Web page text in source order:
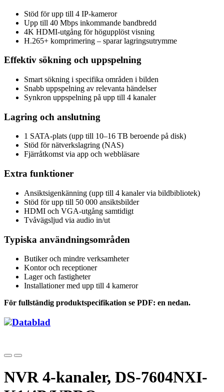
Stöd för upp till 4 IP-kameror
Upp till 40 Mbps inkommande bandbredd
4K HDMI-utgång för högupplöst visning
H.265+ komprimering – sparar lagringsutrymme
Effektiv sökning och uppspelning
Smart sökning i specifika områden i bilden
Snabb uppspelning av relevanta händelser
Synkron uppspelning på upp till 4 kanaler
Lagring och anslutning
1 SATA-plats (upp till 10–16 TB beroende på disk)
Stöd för nätverkslagring (NAS)
Fjärråtkomst via app och webbläsare
Extra funktioner
Ansiktsigenkänning (upp till 4 kanaler via bildbibliotek)
Stöd för upp till 50 000 ansiktsbilder
HDMI och VGA-utgång samtidigt
Tvåvägsljud via audio in/ut
Typiska användningsområden
Butiker och mindre verksamheter
Kontor och receptioner
Lager och fastigheter
Installationer med upp till 4 kameror
För fullständig produktspecifikation se PDF: en nedan.
Datablad
NVR 4-kanaler, DS-7604NXI-